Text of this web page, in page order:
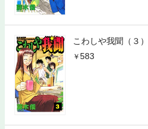
こわしや我聞（３）
583